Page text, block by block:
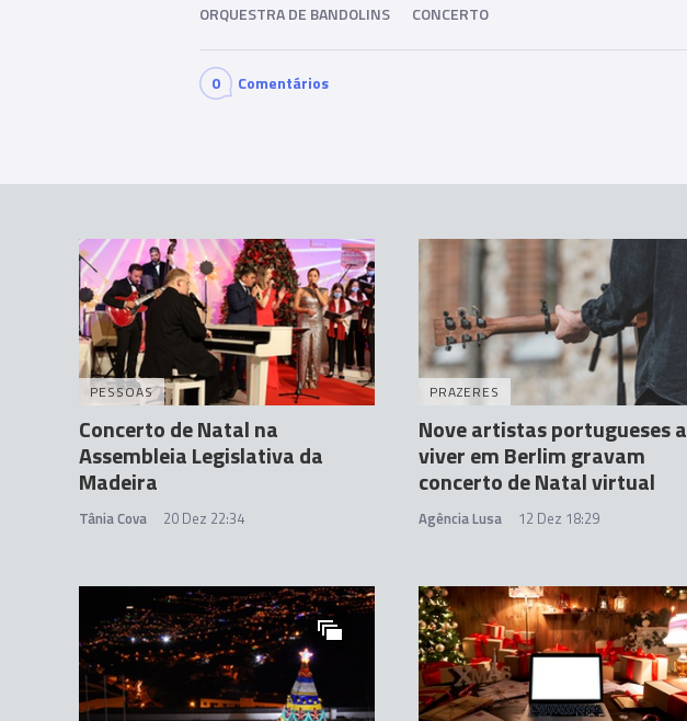
ORQUESTRA DE BANDOLINS CONCERTO
0
ts
Comentários
PESSOAS
Concerto de Natal na
Assembleia Legislativa da
Madeira
Tânia Cova 20 Dez 22:34
PRAZERES
Nove artistas portugueses a
viver em Berlim gravam
concerto de Natal virtual
Agência Lusa 12 Dez 18:29